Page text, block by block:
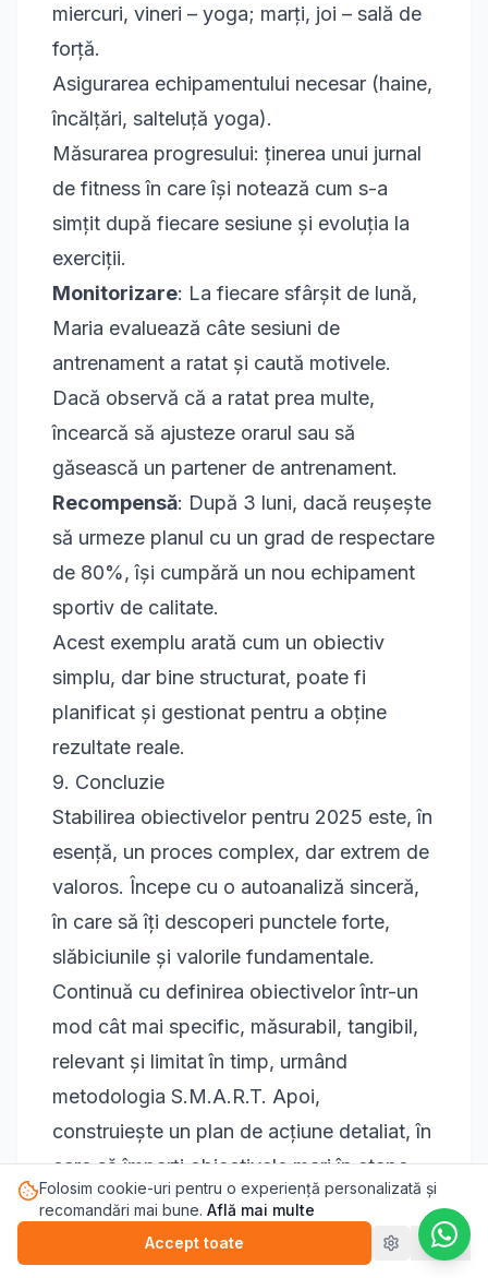
miercuri, vineri – yoga; marți, joi – sală de
forță.
Asigurarea echipamentului necesar (haine,
încălțări, salteluță yoga).
Măsurarea progresului: ținerea unui jurnal
de fitness în care își notează cum s-a
simțit după fiecare sesiune și evoluția la
exerciții.
Monitorizare: La fiecare sfârșit de lună,
Maria evaluează câte sesiuni de
antrenament a ratat și caută motivele.
Dacă observă că a ratat prea multe,
încearcă să ajusteze orarul sau să
găsească un partener de antrenament.
Recompensă: După 3 luni, dacă reușește
să urmeze planul cu un grad de respectare
de 80%, își cumpără un nou echipament
sportiv de calitate.
Acest exemplu arată cum un obiectiv
simplu, dar bine structurat, poate fi
planificat și gestionat pentru a obține
rezultate reale.
9. Concluzie
Stabilirea obiectivelor pentru 2025 este, în
esență, un proces complex, dar extrem de
valoros. Începe cu o autoanaliză sinceră,
în care să îți descoperi punctele forte,
slăbiciunile și valorile fundamentale.
Continuă cu definirea obiectivelor într-un
mod cât mai specific, măsurabil, tangibil,
relevant și limitat în timp, urmând
metodologia S.M.A.R.T. Apoi,
construiește un plan de acțiune detaliat, în
care să împarți obiectivele mari în etape
mai mici și să identifici resursele necesare.
Pe drumul către succes, vei întâmpina cu
siguranță obstacole, iar abilitatea ta de a
Folosim cookie-uri pentru o experiență personalizată și
recomandări mai bune. Află mai multe
Accept toate
Refuz